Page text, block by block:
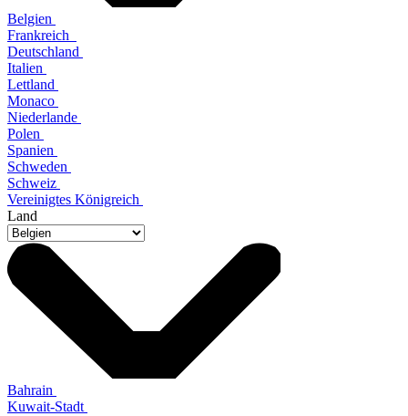
Belgien
Frankreich
Deutschland
Italien
Lettland
Monaco
Niederlande
Polen
Spanien
Schweden
Schweiz
Vereinigtes Königreich
Land
Bahrain
Kuwait-Stadt